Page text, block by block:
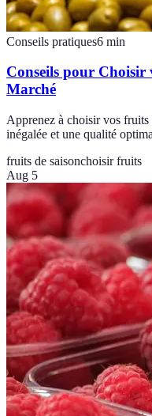
Conseils pratiques6 min
Conseils pour Choisir
Marché
Apprenez à choisir vos
inégalée et une qualité
fruits de saisonchoisir fruits
Aug 5